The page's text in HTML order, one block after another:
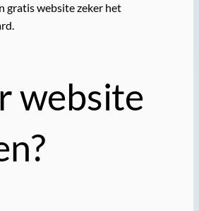
gratis website zeker het
website